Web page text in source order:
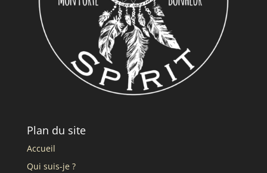
Plan du site
Accueil
Qui suis-je ?